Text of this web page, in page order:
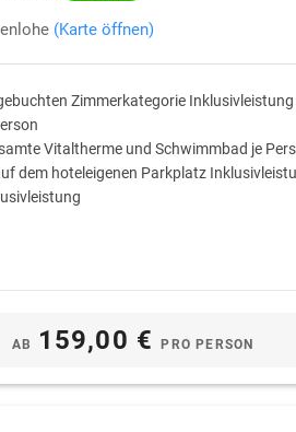
ist wegen der leicht hügeligen
Viel abwechslungsreiche
durch romantische Täler
und einfacheren Halbtagestouren
(Karte öffnen)
Zimmerkategorie Inklusivleistung
Vitaltherme und Schwimmbad je
dem hoteleigenen Parkplatz
AB 159,00 €PRO PERSON